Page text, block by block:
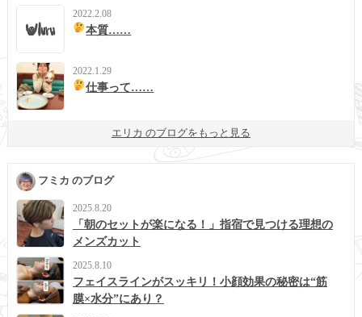
2022.2.08
本質……
2022.1.29
仕事って……
エリカ のブログをもっと見る
フミカ のブログ
2025.8.20
「朝のセットが楽になる！」指宿で見つける理想の
メンズカット
2025.8.10
フェイスラインがスッキリ！小顔効果の秘密は“筋
膜×水分”にあり？